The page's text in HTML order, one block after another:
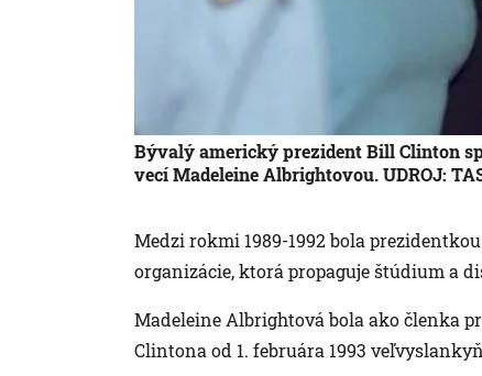
Bývalý americký prezident Bill Clinton
vecí Madeleine Albrightovou. UDROJ:
Medzi rokmi 1989-1992 bola
organizácie, ktorá propaguje štúdium a
Madeleine Albrightová bola ako členka
Clintona od 1. februára 1993